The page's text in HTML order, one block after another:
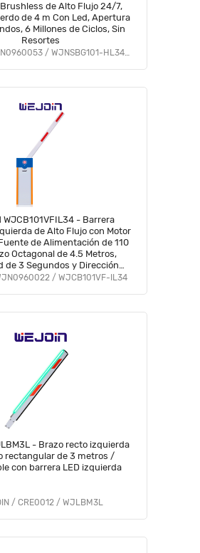
de Alto Flujo 24/7,
de 4 m Con Led, Apertura
6 Millones de Ciclos, Sin
Resortes
WEJOIN / WJN0960053 / WJNSBG101-HL34LED
WJCB101VFIL34 - Barrera
de Alto Flujo con Motor
de Alimentación de 110
Octagonal de 4.5 Metros,
de 3 Segundos y Dirección
Ajustable #1XW/ WJCB101VF-IL34
- Brazo recto izquierda
rectangular de 3 metros /
Compatible con barrera LED izquierda
/ CRE0012 / WJLBM3L